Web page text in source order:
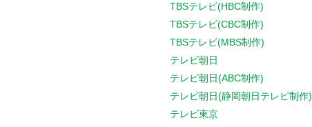
TBSテレビ(HBC制作)
TBSテレビ(CBC制作)
TBSテレビ(MBS制作)
テレビ朝日
テレビ朝日(ABC制作)
テレビ朝日(静岡朝日テレビ制作)
テレビ東京